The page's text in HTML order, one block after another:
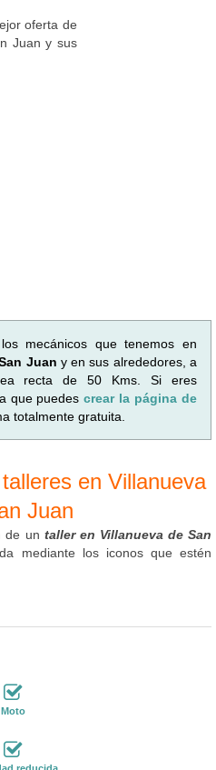
oferta de
Juan y sus
mecánicos que tenemos en
Juan y en sus alrededores, a
recta de 50 Kms. Si eres
que puedescrear la página de
totalmente gratuita.
en Villanueva
Juan
de un taller en Villanueva de San
mediante los iconos que estén
Moto